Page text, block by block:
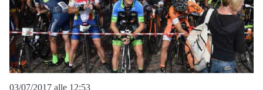
03/07/2017 alle 12:53